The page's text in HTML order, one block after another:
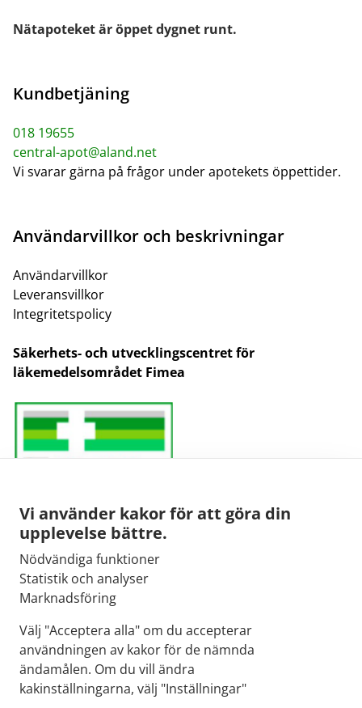
Vi använder kakor för att göra din
upplevelse bättre.
Nödvändiga funktioner
Statistik och analyser
Marknadsföring
Välj "Acceptera alla" om du accepterar
användningen av kakor för de nämnda
ändamålen. Om du vill ändra
kakinställningarna, välj "Inställningar"
Nätapoteket är öppet dygnet runt.
Kundbetjäning
018 19655
central-apot@aland.net
Vi svarar gärna på frågor under apotekets öppettider.
Användarvillkor och beskrivningar
Användarvillkor
Leveransvillkor
Integritetspolicy
Säkerhets- och utvecklingscentret för
läkemedelsområdet Fimea
E-post:
kirjaamo@fimea.fi
Fimeas växel:
029 522 3341